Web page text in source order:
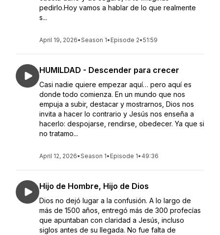
pedirlo.Hoy vamos a hablar de lo que realmente
s...
April 19, 2026•Season 1• Episode 2•51:59
HUMILDAD - Descender para crecer
Casi nadie quiere empezar aquí… pero aquí es
donde todo comienza. En un mundo que nos
empuja a subir, destacar y mostrarnos, Dios nos
invita a hacer lo contrario y Jesús nos enseña a
hacerlo: despojarse, rendirse, obedecer. Ya que si
no tratamo...
April 12, 2026•Season 1• Episode 1• 49:36
Hijo de Hombre, Hijo de Dios
Dios no dejó lugar a la confusión. A lo largo de
más de 1500 años, entregó más de 300 profecías
que apuntaban con claridad a Jesús, incluso
siglos antes de su llegada. No fue falta de